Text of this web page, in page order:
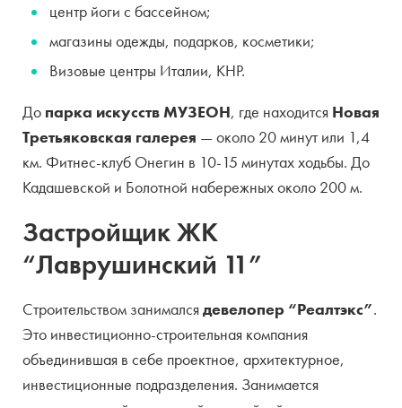
центр йоги с бассейном;
магазины одежды, подарков, косметики;
Визовые центры Италии, КНР.
До парка искусств МУЗЕОН, где находится Новая
Третьяковская галерея — около 20 минут или 1,4
км. Фитнес-клуб Онегин в 10-15 минутах ходьбы. До
Кадашевской и Болотной набережных около 200 м.
Застройщик ЖК
“Лаврушинский 11”
Строительством занималсядевелопер “Реалтэкс”.
Это инвестиционно-строительная компания
объединившая в себе проектное, архитектурное,
инвестиционные подразделения. Занимается